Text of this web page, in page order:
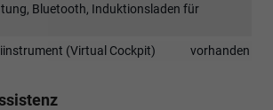
Bluetooth, Induktionsladen für
(Virtual Cockpit)
vorhanden